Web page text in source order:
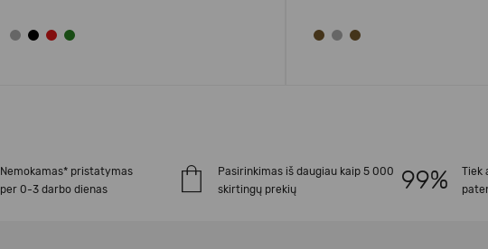
Nemokamas* pristatymas
per 0-3 darbo dienas
Pasirinkimas iš daugiau kaip 5 000
skirtingų prekių
Tiek